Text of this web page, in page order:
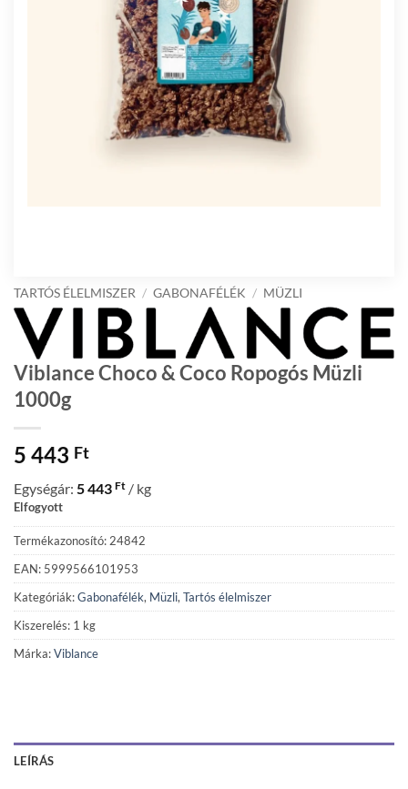
TARTÓS ÉLELMISZER / GABONAFÉLÉK / MÜZLI
Viblance Choco & Coco Ropogós Müzli
1000g
5 443 Ft
Egységár: 5 443 Ft / kg
Elfogyott
Termékazonosító: 24842
EAN: 5999566101953
Kategóriák:Gabonafélék, Müzli,Tartós élelmiszer
Kiszerelés: 1 kg
Márka:Viblance
LEÍRÁS